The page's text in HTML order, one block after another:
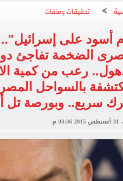
«يلا ساحل 2026» يقدم نموذجا جديدا للتسويق السياحى عبر المحتوى التفاعلى
الأهلى يقسو على النجوم بسداسية
فوكس نيوز: مقتل عدة أشخاص في
التموين والزراعة وجهاز مستقبل مصر يعلنون
تحقيقات وملفات
أسود على إسرائيل"..
الضخمة تفاجئ
رعب من كمية
بالسواحل
سريع.. وبورصة تل
م